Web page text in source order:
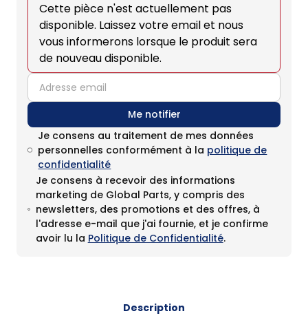
Cette pièce n'est actuellement pas
disponible. Laissez votre email et nous
vous informerons lorsque le produit sera
de nouveau disponible.
email
Me notifier
Je consens au traitement de mes données
personnelles conformément à la politique de
confidentialité
Je consens à recevoir des informations
marketing de Global Parts, y compris des
newsletters, des promotions et des offres, à
l'adresse e-mail que j'ai fournie, et je confirme
avoir lu la Politique de Confidentialité.
Description